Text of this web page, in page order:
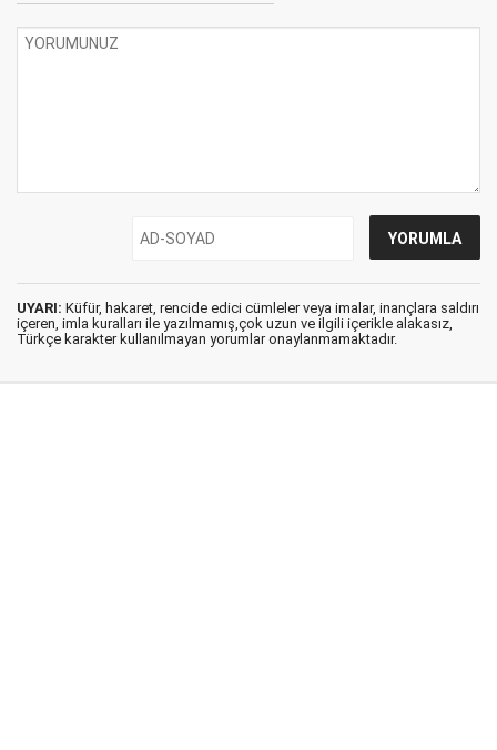
UYARI: Küfür, hakaret, rencide edici cümleler veya imalar, inançlara saldırı
içeren, imla kuralları ile yazılmamış,çok uzun ve ilgili içerikle alakasız,
Türkçe karakter kullanılmayan yorumlar onaylanmamaktadır.